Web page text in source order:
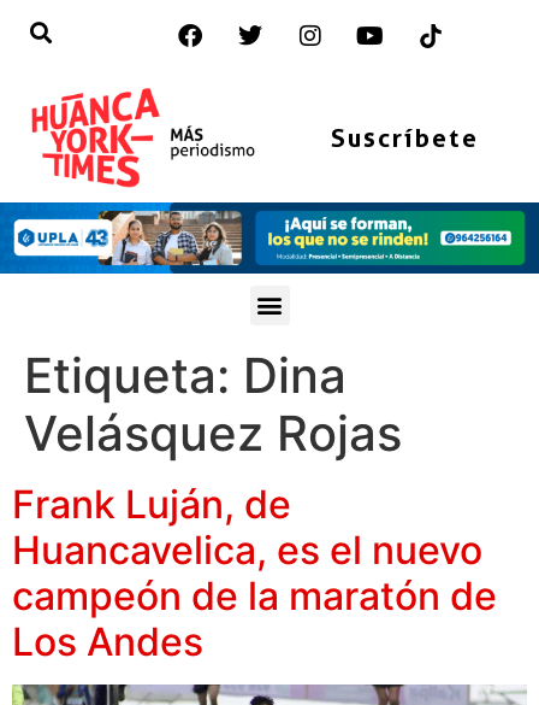
Suscríbete
Etiqueta: Dina
Velásquez Rojas
Frank Luján, de
Huancavelica, es el nuevo
campeón de la maratón de
Los Andes